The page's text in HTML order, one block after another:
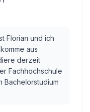
Florian und ich
aus
derzeit
Fachhochschule
Bachelorstudium